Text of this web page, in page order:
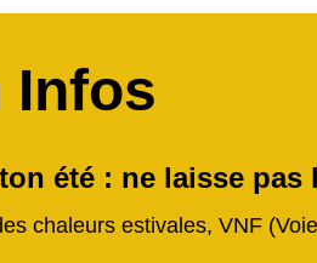
Infos
été : ne laisse pas
chaleurs estivales, VNF